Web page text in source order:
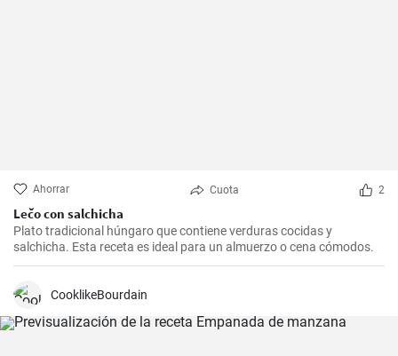
Ahorrar Cuota 2
Lečo con salchicha
Plato tradicional húngaro que contiene verduras cocidas y
salchicha. Esta receta es ideal para un almuerzo o cena cómodos.
CooklikeBourdain